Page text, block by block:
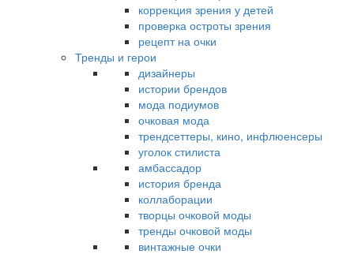
коррекция зрения у детей
проверка остроты зрения
рецепт на очки
Тренды и герои
дизайнеры
истории брендов
мода подиумов
очковая мода
трендсеттеры, кино, инфлюенсеры
уголок стилиста
амбассадор
история бренда
коллаборации
творцы очковой моды
тренды очковой моды
винтажные очки